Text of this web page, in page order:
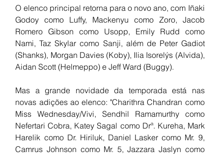
O elenco principal retorna para o novo ano, com Iñaki
Godoy como Luffy, Mackenyu como Zoro, Jacob
Romero Gibson como Usopp, Emily Rudd como
Nami, Taz Skylar como Sanji, além de Peter Gadiot
(Shanks), Morgan Davies (Koby), Ilia Isorelýs (Alvida),
Aidan Scott (Helmeppo) e Jeff Ward (Buggy).
Mas a grande novidade da temporada está nas
novas adições ao elenco: "Charithra Chandran como
Miss Wednesday/Vivi, Sendhil Ramamurthy como
Nefertari Cobra, Katey Sagal como Drª. Kureha, Mark
Harelik como Dr. Hiriluk, Daniel Lasker como Mr. 9,
Camrus Johnson como Mr. 5, Jazzara Jaslyn como